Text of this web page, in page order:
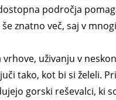
področja
znatno več, saj v
uživanju v
tako, kot bi si želeli.
gorski reševalci, ki